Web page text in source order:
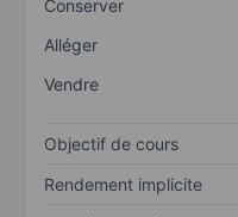
Conserver
Alléger
Vendre
Objectif de cours
Rendement implicite